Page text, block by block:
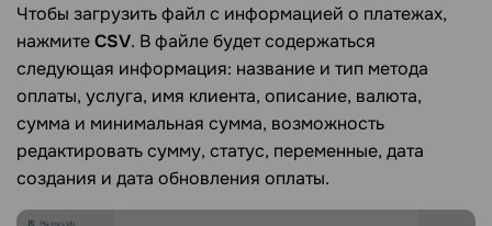
Чтобы загрузить файл с информацией о платежах,
нажмитеCSV. В файле будет содержаться
следующая информация: название и тип метода
оплаты, услуга, имя клиента, описание, валюта,
сумма и минимальная сумма, возможность
редактировать сумму, статус, переменные, дата
создания и дата обновления оплаты.